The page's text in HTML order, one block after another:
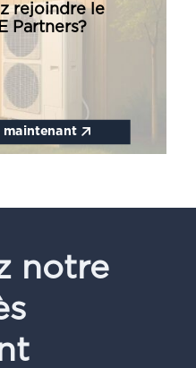
maintenant
rejoindre le
Partners?
notre